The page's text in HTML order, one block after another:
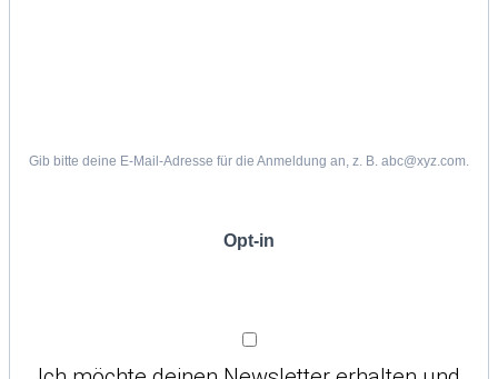
Gib bitte deine E-Mail-Adresse für die Anmeldung an, z. B. abc@xyz.com.
Opt-in